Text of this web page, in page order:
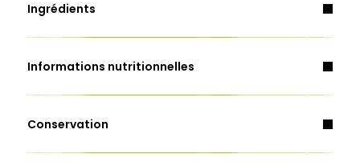
Ingrédients
Informations nutritionnelles
Conservation